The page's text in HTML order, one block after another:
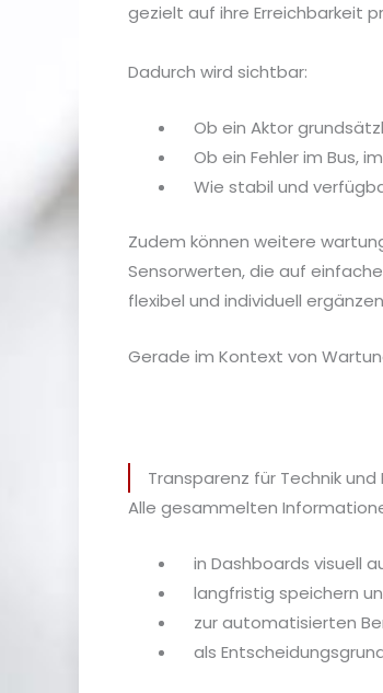
gezielt auf ihre Erreichbarkeit
Dadurch wird sichtbar:
Ob ein Aktor
Ob ein Fehler im Bus,
Wie stabil und
Zudem können weitere
Sensorwerten, die auf
flexibel und individuell
Gerade im Kontext von
Transparenz für Technik und
Alle gesammelten
in Dashboards visuell
langfristig speichern
zur automatisierten
als